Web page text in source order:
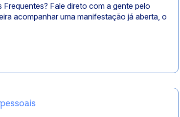
Fale direto com a gente pelo
acompanhar uma manifestação já aberta, o